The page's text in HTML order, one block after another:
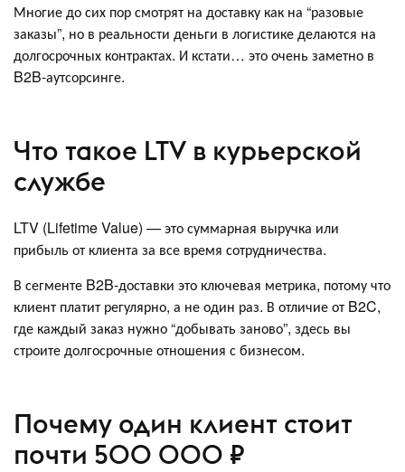
Многие до сих пор смотрят на доставку как на “разовые
заказы”, но в реальности деньги в логистике делаются на
долгосрочных контрактах. И кстати… это очень заметно в
B2B-аутсорсинге.
Что такое LTV в курьерской
службе
LTV (Lifetime Value) — это суммарная выручка или
прибыль от клиента за все время сотрудничества.
В сегменте B2B-доставки это ключевая метрика, потому что
клиент платит регулярно, а не один раз. В отличие от B2C,
где каждый заказ нужно “добывать заново”, здесь вы
строите долгосрочные отношения с бизнесом.
Почему один клиент стоит
почти 500 000 ₽